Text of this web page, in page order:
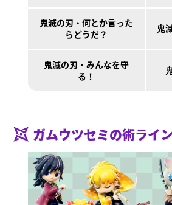
鬼滅の刃・何とか言った
らどうだ？
鬼
鬼滅の刃・みんなを守
る！
ガムウツセミの術ライ